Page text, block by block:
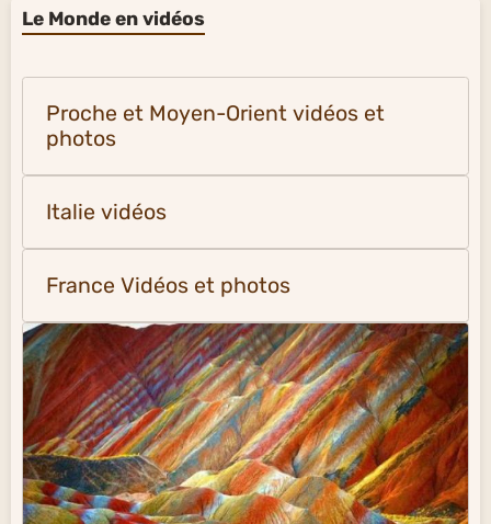
Le Monde en vidéos
Proche et Moyen-Orient vidéos et
photos
Italie vidéos
France Vidéos et photos